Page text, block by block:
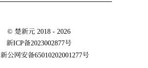
© 楚新元 2018 - 2026
新ICP备2023002877号
新公网安备65010202001277号